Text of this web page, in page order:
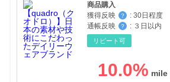
商品購入
獲得反映
？ : 30日程度
通帳反映
？ : ３日以内
リピート可
10.0%